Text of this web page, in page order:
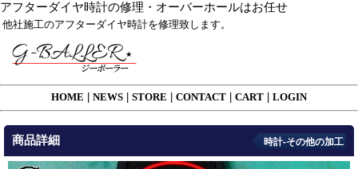
アフターダイヤ時計の修理・オーバーホールはお任せ
他社施工のアフターダイヤ時計を修理致します。
HOME NEWS STORE CONTACT CART LOGIN
商品詳細 時計-その他の加工